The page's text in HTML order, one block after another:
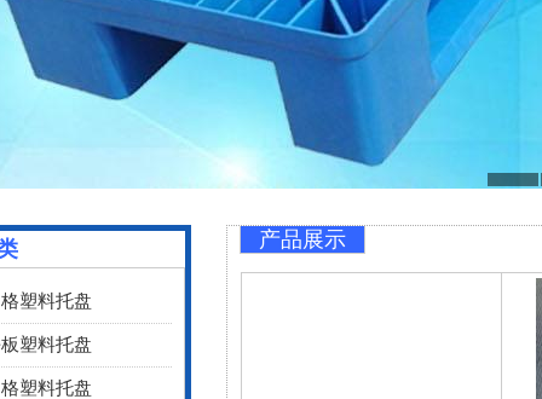
塑料托盘
塑料托盘
塑料托盘
产品展示